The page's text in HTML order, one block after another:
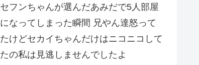
セフンちゃんが選んだあみだで5人部屋
になってしまった瞬間 兄やん達怒って
たけどセカイちゃんだけはニコニコして
たの私は見逃しませんでしたよ